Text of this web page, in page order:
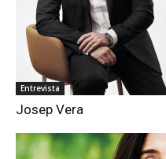
Entrevista
Josep Vera